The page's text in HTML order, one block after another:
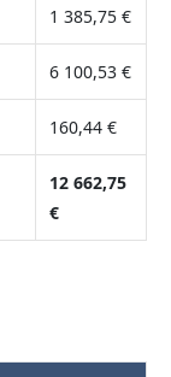
1 385,75 €
6 100,53 €
160,44 €
12 662,75
€